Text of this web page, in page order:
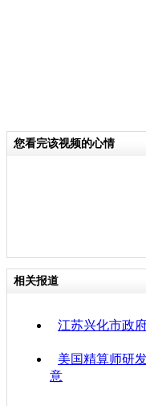
您看完该视频的心情
相关报道
江苏兴化市政
美国精算师研
意